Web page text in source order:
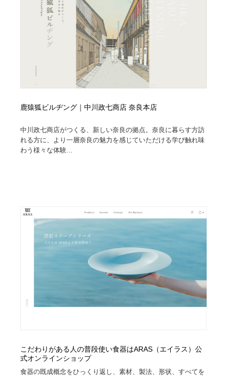
鹿猿狐ビルヂング｜中川政七商店 奈良本店
中川政七商店がつくる、新しい奈良の拠点。奈良に暮らす方訪
れる方に、より一層奈良の魅力を感じていただける学び触れ味
わう様々な体験...
こだわりがある人の普段使い食器はARAS（エイラス）公
式オンラインショップ
食器の既成概念をひっくり返し、素材、製法、形状、すべてを